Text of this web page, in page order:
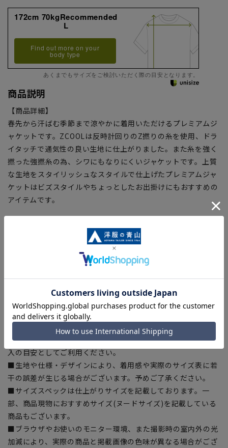
172cm 70kgRecommended
L
Find out more on your
body type
あくまでもサイズをご検討いただく際の目安となります。
商品説明
【商品詳細】
春先から汗ばむ季節まで涼やかに着用いただけるプレミアムジ
ャケットです。ZCOOLは反時計回りのZ撚りの糸を使用、ドラ
イタッチで通気性の良い生地に仕上がりました。また糸を強く
撚った強撚糸の為、シワにもなりにくいジャケットです。上質
な生地をスタイリッシュなスタイルで仕上げたプレミアムジャ
ケットはビズスタイルやちょっとしたお出掛けにもおすすめの
アイテムです。
グにはWIDE(W)と記載されてますが、誤表記ではございませ
【商品に関するご注意】
■商品画像はサンプルのため、色味やサイズ等の仕様に変更が
ある場合がございますので、予めご了承ください。
■ゆとり感には個人差があります。サイズ表を確認の上、ご購
入の目安としてご利用ください。
■生地や仕様・デザインにより、着用感や実際のサイズ表に若
干の誤差が生じる場合がございます。予めご了承ください。
■サイズスペックは仕上がりサイズを記載しております。一
部、商品現物におすすめサイズ(ヌードサイズ)を記載している
商品もございます。
■ブラウザやお使いのモニター環境、また撮影時の室内外の光
加減により、実際の商品と掲載画像の色味が異なる場合がござ